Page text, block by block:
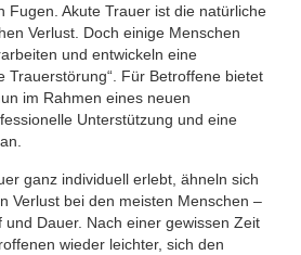
Fugen. Akute Trauer ist die natürliche
Verlust. Doch einige Menschen
und entwickeln eine
Trauerstörung“. Für Betroffene bietet
im Rahmen eines neuen
Unterstützung und eine
ganz individuell erlebt, ähneln sich
Verlust bei den meisten Menschen –
und Dauer. Nach einer gewissen Zeit
wieder leichter, sich den